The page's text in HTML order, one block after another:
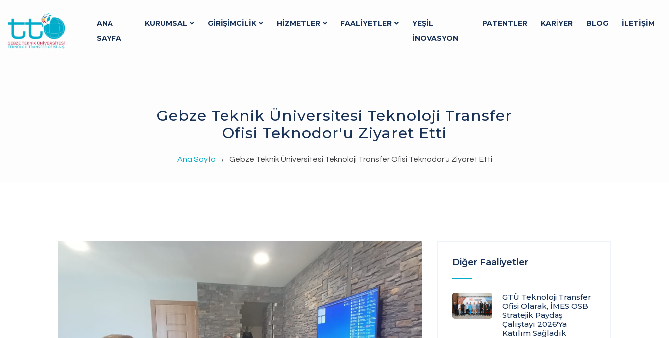
ANA
SAYFA
KURUMSAL GİRİŞİMCİLİK HİZMETLER FAALİYETLER
YEŞİL
İNOVASYON
PATENTLER KARİYER BLOG İLETİŞİM
Gebze Teknik Üniversitesi Teknoloji Transfer
Ofisi Teknodor'u Ziyaret Etti
Ana Sayfa / Gebze Teknik Üniversitesi Teknoloji Transfer Ofisi Teknodor'u Ziyaret Etti
Diğer Faaliyetler
GTÜ Teknoloji Transfer
Ofisi Olarak, İMES OSB
Stratejik Paydaş
Çalıştayı 2026'ya
Katılım Sağladık